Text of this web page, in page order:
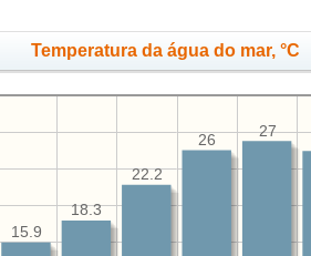
Temperatura da água do mar, °C
27
26
22.2
18.3
15.9